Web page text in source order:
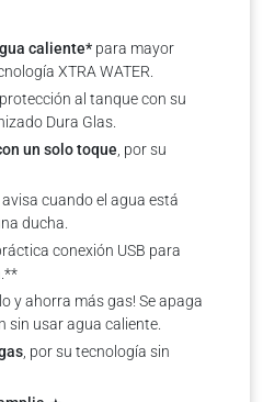
caliente* para mayor
XTRA WATER.
al tanque con su
Dura Glas.
un solo toque, por su
avisa cuando el agua está
ducha.
conexión USB para
y ahorra más gas! Se apaga
sin usar agua caliente.
, por su tecnología sin